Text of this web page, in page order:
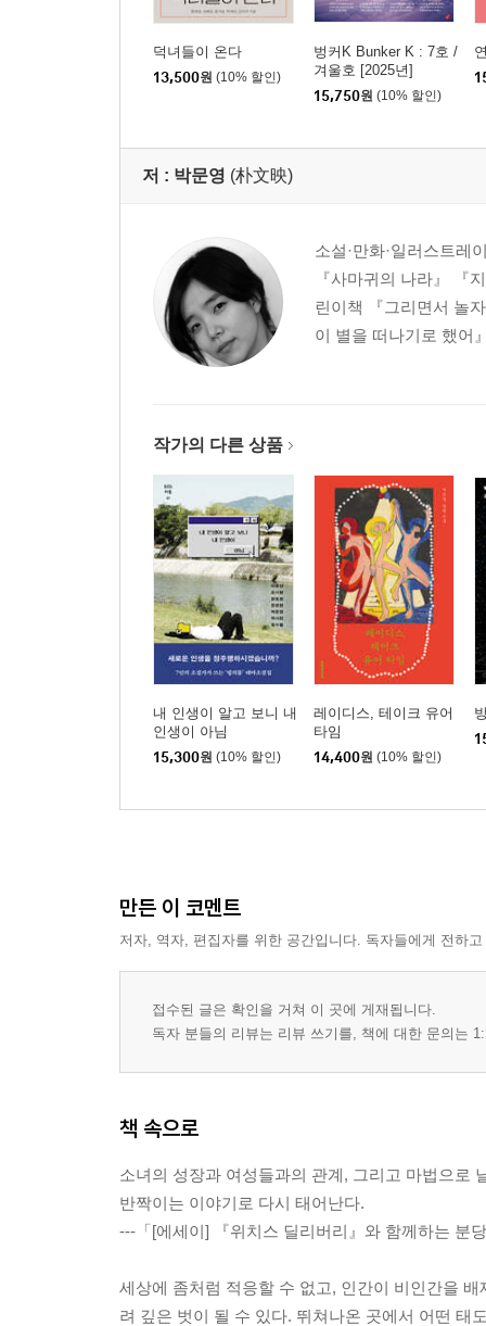
덕녀들이 온다
13,500원 (10% 할인)
벙커K Bunker K : 7호 /
겨울호 [2025년]
15,750원 (10% 할인)
저 : 박문영 (朴文映)
소설·만화·일러스트레
『사마귀의 나라』 『
린이책 『그리면서 놀
이 별을 떠나기로 했어
작가의 다른 상품
내 인생이 알고 보니 내
인생이 아님
15,300원 (10% 할인)
레이디스, 테이크 유어
타임
14,400원 (10% 할인)
만든 이 코멘트
저자, 역자, 편집자를 위한 공간입니다. 독자들에게 전하
접수된 글은 확인을 거쳐 이 곳에 게재됩니다.
독자 분들의 리뷰는 리뷰 쓰기를, 책에 대한 문의는
책 속으로
소녀의 성장과 여성들과의 관계, 그리고 마법으로
반짝이는 이야기로 다시 태어난다.
---「[에세이] 『위치스 딜리버리』와 함께하는 분
세상에 좀처럼 적응할 수 없고, 인간이 비인간을
려 깊은 벗이 될 수 있다. 뛰쳐나온 곳에서 어떤 태